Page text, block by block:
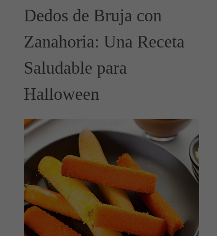
Dedos de Bruja con
Zanahoria: Una Receta
Saludable para
Halloween